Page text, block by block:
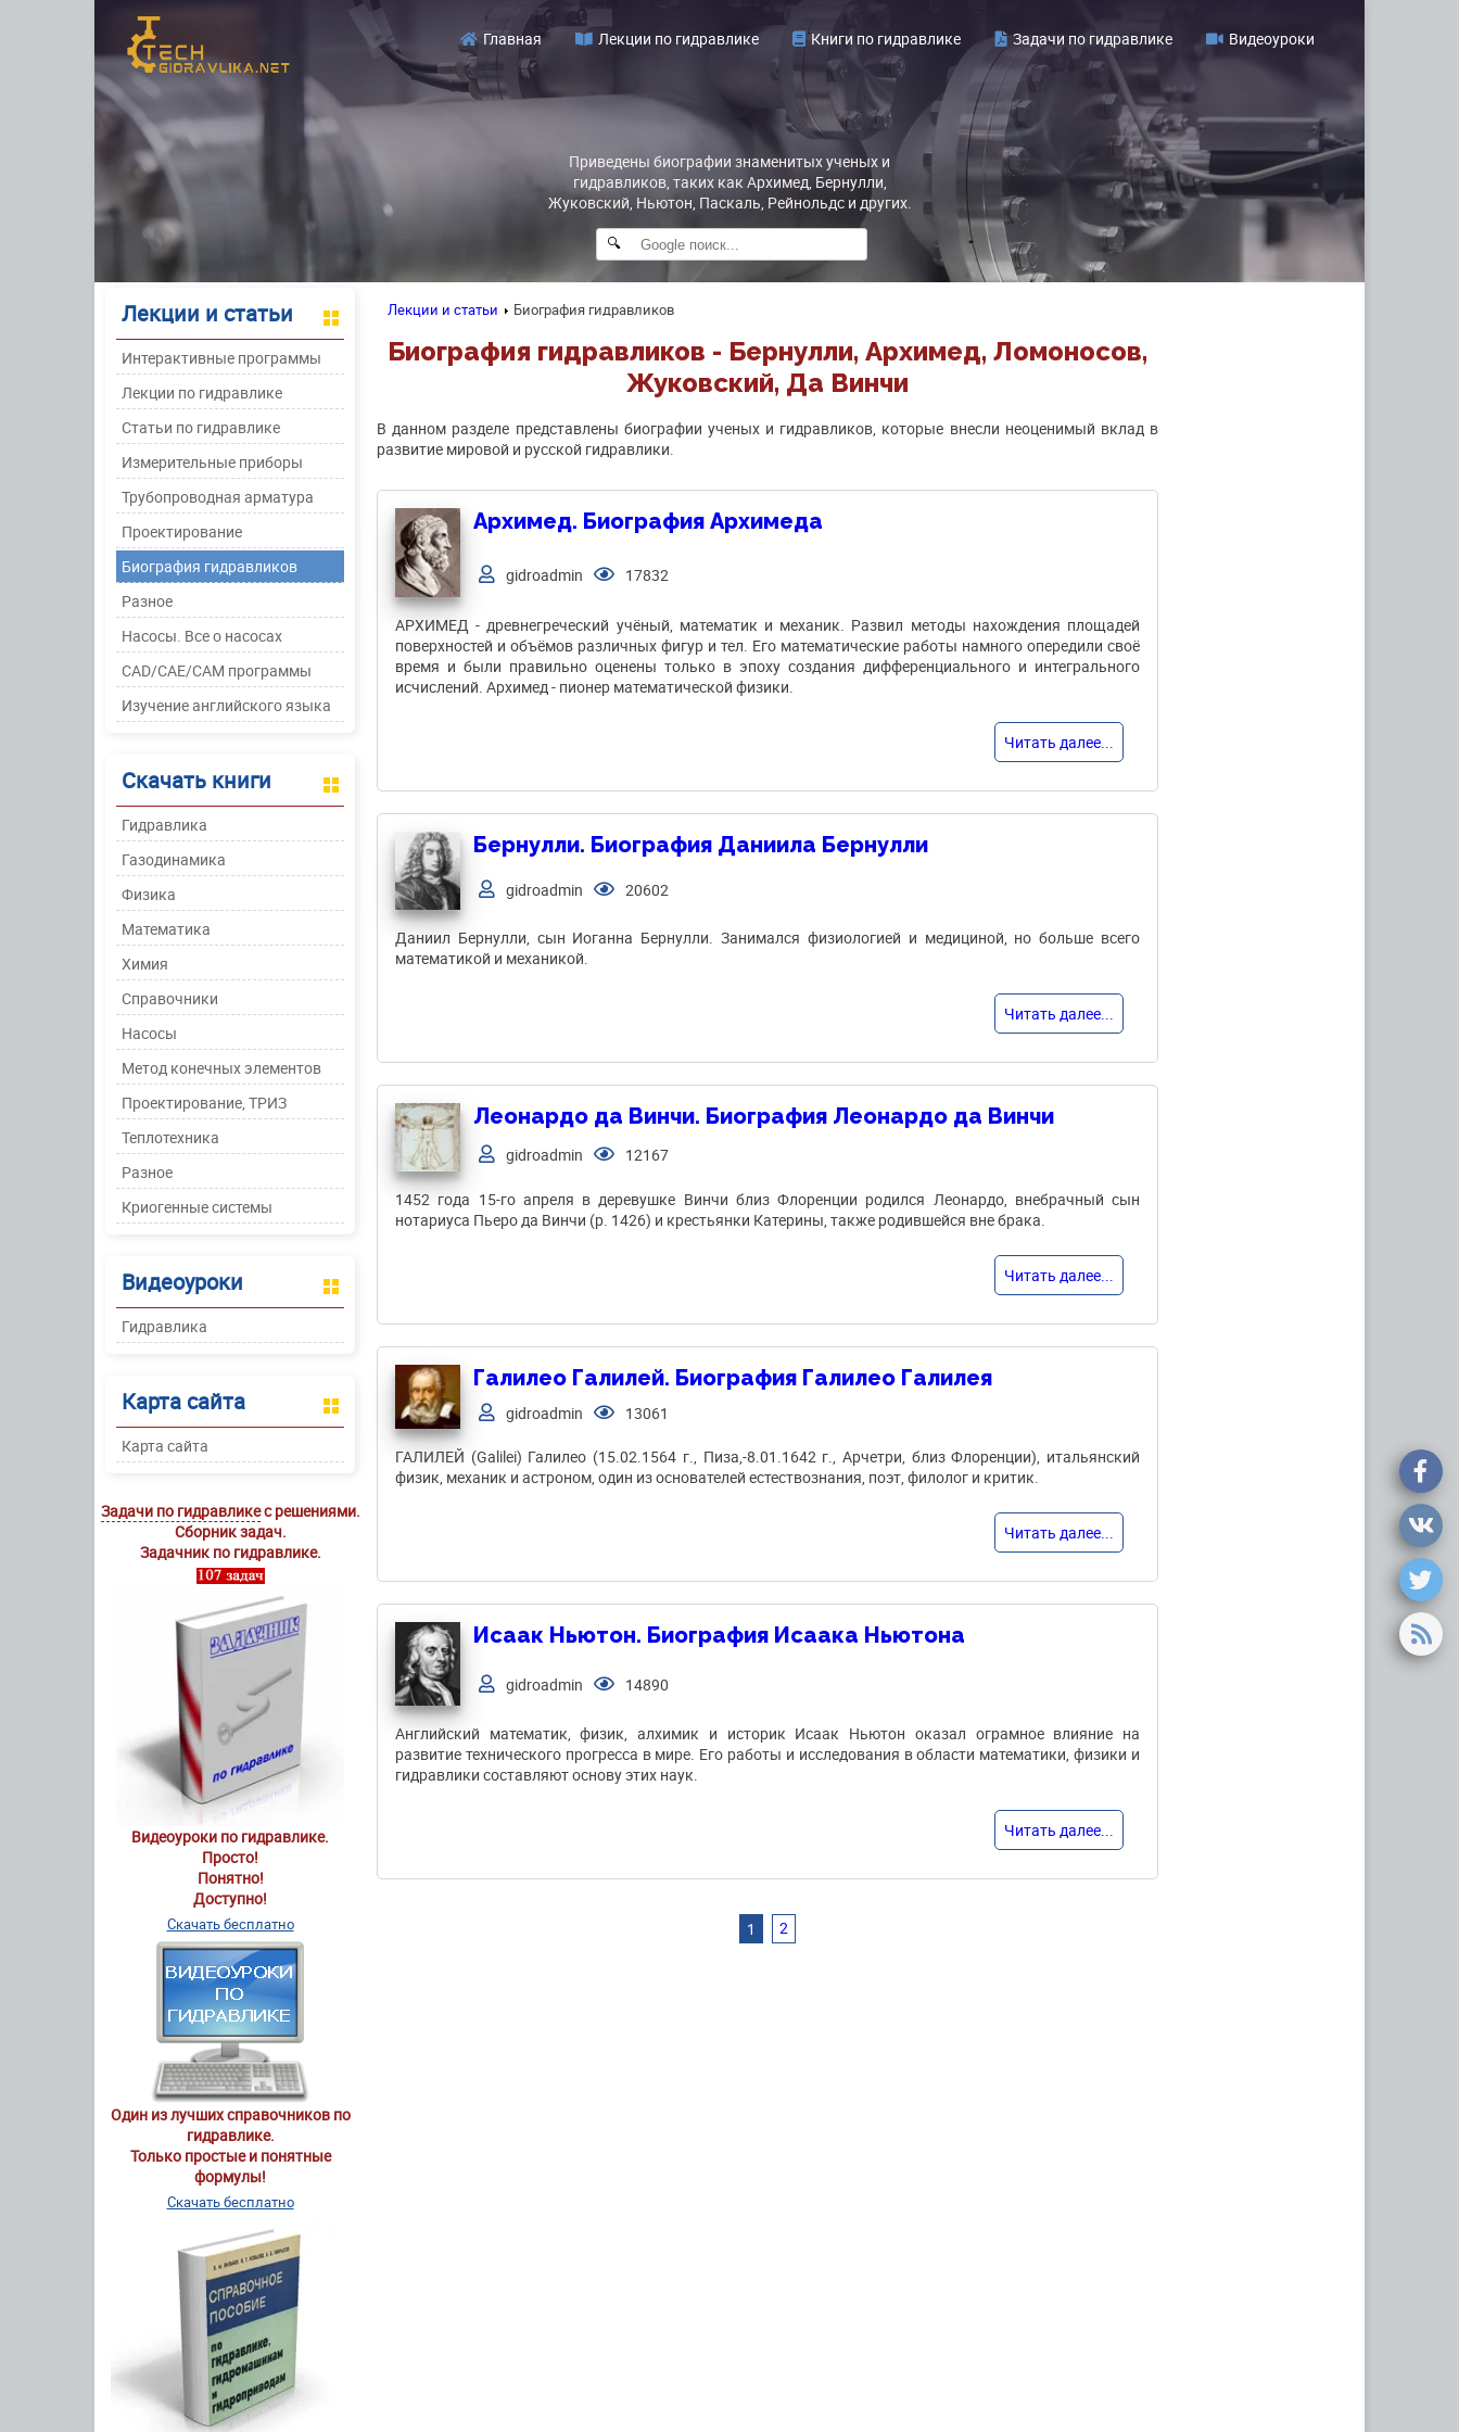
Главная Лекции по гидравлике Книги по гидравлике Задачи по гидравлике Видеоуроки
Приведены биографии знаменитых ученых и
гидравликов, таких как Архимед, Бернулли,
Жуковский, Ньютон, Паскаль, Рейнольдс и других.
🔍
Лекции и статьи
Интерактивные программы
Лекции по гидравлике
Статьи по гидравлике
Измерительные приборы
Трубопроводная арматура
Проектирование
Биография гидравликов
Разное
Насосы. Все о насосах
CAD/CAE/CAM программы
Изучение английского языка
Скачать книги
Гидравлика
Газодинамика
Физика
Математика
Химия
Справочники
Насосы
Метод конечных элементов
Проектирование, ТРИЗ
Теплотехника
Разное
Криогенные системы
Видеоуроки
Гидравлика
Карта сайта
Карта сайта
Задачи по гидравликес решениями.
Сборник задач.
Задачник по гидравлике.
Видеоуроки по гидравлике.
Просто!
Понятно!
Доступно!
Скачать бесплатно
Один из лучших справочников по
гидравлике.
Только простые и понятные
формулы!
Скачать бесплатно
Лекции и статьи Биография гидравликов
Биография гидравликов - Бернулли, Архимед, Ломоносов,
Жуковский, Да Винчи
В данном разделе представлены биографии ученых и гидравликов, которые внесли неоценимый вклад в
развитие мировой и русской гидравлики.
Архимед. Биография Архимеда
gidroadmin 17832
АРХИМЕД - древнегреческий учёный, математик и механик. Развил методы нахождения площадей
поверхностей и объёмов различных фигур и тел. Его математические работы намного опередили своё
время и были правильно оценены только в эпоху создания дифференциального и интегрального
исчислений. Архимед - пионер математической физики.
Читать далее...
Бернулли. Биография Даниила Бернулли
gidroadmin 20602
Даниил Бернулли, cын Иоганна Бернулли. Занимался физиологией и медициной, но больше всего
математикой и механикой.
Читать далее...
Леонардо да Винчи. Биография Леонардо да Винчи
gidroadmin 12167
1452 года 15-го апреля в деревушке Винчи близ Флоренции родился Леонардо, внебрачный сын
нотариуса Пьеро да Винчи (р. 1426) и крестьянки Катерины, также родившейся вне брака.
Читать далее...
Галилео Галилей. Биография Галилео Галилея
gidroadmin 13061
ГАЛИЛЕЙ (Galilei) Галилео (15.02.1564 г., Пиза,-8.01.1642 г., Арчетри, близ Флоренции), итальянский
физик, механик и астроном, один из основателей естествознания, поэт, филолог и критик.
Читать далее...
Исаак Ньютон. Биография Исаака Ньютона
gidroadmin 14890
Английский математик, физик, алхимик и историк Исаак Ньютон оказал ограмное влияние на
развитие технического прогресса в мире. Его работы и исследования в области математики, физики и
гидравлики составляют основу этих наук.
Читать далее...
1 2